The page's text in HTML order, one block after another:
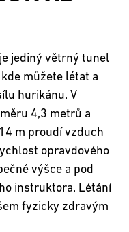
je jediný větrný tunel
můžete létat a
hurikánu. V
4,3 metrů a
m proudí vzduch
opravdového
výšce a pod
instruktora. Létání
fyzicky zdravým